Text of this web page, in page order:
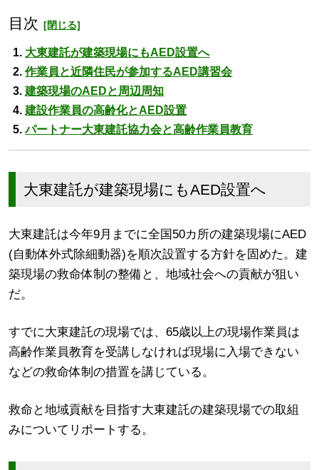
目次
大東建託が建築現場にもAED設置へ
作業員と近隣住民が参加するAED講習会
建築現場のAEDと周辺周知
建設作業員の高齢化とAED設置
パートナー大東建託協力会と高齢作業員教育
大東建託が建築現場にもAED設置へ
大東建託は今年9月までに全国50カ所の建築現場にAED
(自動体外式除細動器)を順次設置する方針を固めた。建
築現場の救命体制の整備と、地域社会への貢献が狙い
だ。
すでに大東建託の現場では、65歳以上の現場作業員は
高齢作業員教育を受講しなければ現場に入場できない
などの救命体制の措置を講じている。
救命と地域貢献を目指す大東建託の建築現場での取組
みについてリポートする。